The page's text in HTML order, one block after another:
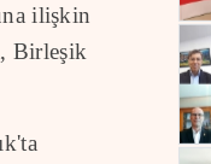
ilişkin
Birleşik